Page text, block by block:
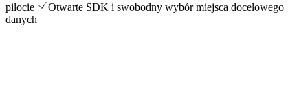
pilocie
Otwarte SDK i swobodny wybór miejsca docelowego
danych